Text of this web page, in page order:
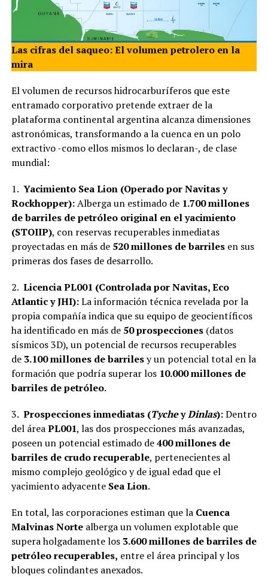
Las cifras del saqueo: El volumen petrolero en la
mira
El volumen de recursos hidrocarburíferos que este
entramado corporativo pretende extraer de la
plataforma continental argentina alcanza dimensiones
astronómicas, transformando a la cuenca en un polo
extractivo -como ellos mismos lo declaran-, de clase
mundial:
1. Yacimiento Sea Lion (Operado por Navitas y
Rockhopper):Alberga un estimado de 1.700 millones
de barriles de petróleo original en el yacimiento
(STOIIP), con reservas recuperables inmediatas
proyectadas en más de 520 millones de barrilesen sus
primeras dos fases de desarrollo.
2. Licencia PL001 (Controlada por Navitas, Eco
Atlantic y JHI):La información técnica revelada por la
propia compañía indica que su equipo de geocientíficos
ha identificado en más de 50 prospecciones(datos
sísmicos 3D), un potencial de recursos recuperables
de 3.100 millones de barrilesy un potencial total en la
formación que podría superar los 10.000 millones de
barriles de petróleo.
3. Prospecciones inmediatas (TycheyDinlas):Dentro
del áreaPL001, las dos prospecciones más avanzadas,
poseen un potencial estimado de400 millones de
barriles de crudo recuperable, pertenecientes al
mismo complejo geológico y de igual edad que el
yacimiento adyacente Sea Lion.
En total, las corporaciones estiman que la Cuenca
Malvinas Nortealberga un volumen explotable que
supera holgadamente los 3.600 millones de barriles de
petróleo recuperables, entre el área principal y los
bloques colindantes anexados.